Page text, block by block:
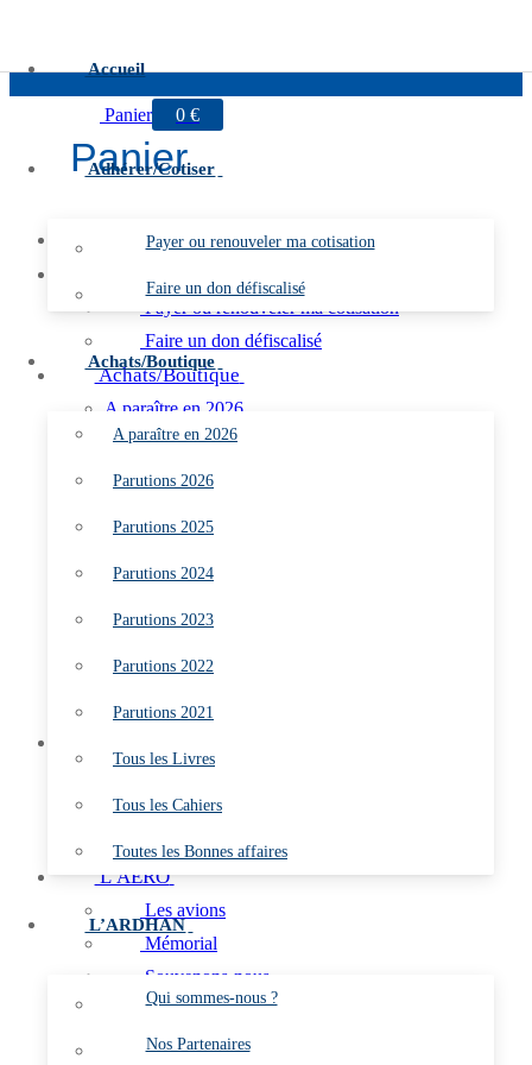
Accueil
Adhérer/Cotiser
Payer ou renouveler ma cotisation
Faire un don défiscalisé
Achats/Boutique
A paraître en 2026
Parutions 2026
Parutions 2025
Parutions 2024
Parutions 2023
Parutions 2022
Parutions 2021
Tous les Livres
Tous les Cahiers
Toutes les Bonnes affaires
L’ARDHAN
Qui sommes-nous ?
Nos Partenaires
Panier 0 €
Panier
Accueil
Payer ou renouveler ma cotisation
Faire un don défiscalisé
Achats/Boutique
A paraître en 2026
Parutions 2026
Parutions 2025
Parutions 2023
Parutions 2022
Tous les Cahiers
Toutes les Bonnes affaires
Nos Partenaires
Les Marins du Ciel
L’AÉRO
Les avions
Mémorial
Souvenons-nous
C.E.P.A. (Membres)
Aéronefs Préservés de l’Aéronautique navale